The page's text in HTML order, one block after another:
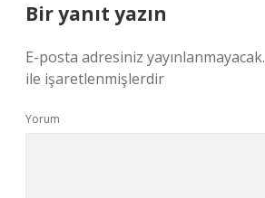
Bir yanıt yazın
E-posta adresiniz yayınlanmayacak.
ile işaretlenmişlerdir
Yorum